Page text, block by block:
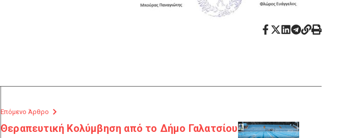
Επόμενο Άρθρο
Θεραπευτική Κολύμβηση από το Δήμο Γαλατσίου